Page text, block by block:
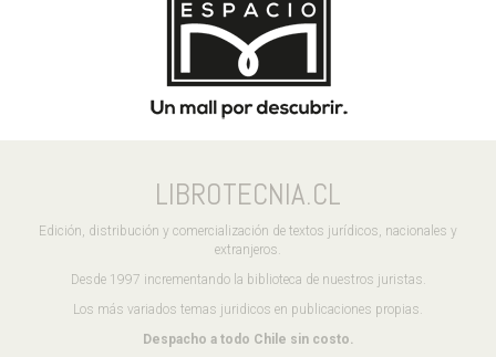
LIBROTECNIA.CL
Edición, distribución y comercialización de textos jurídicos, nacionales y
extranjeros.
Desde 1997 incrementando la biblioteca de nuestros juristas.
Los más variados temas juridicos en publicaciones propias.
Despacho a todo Chile sin costo.